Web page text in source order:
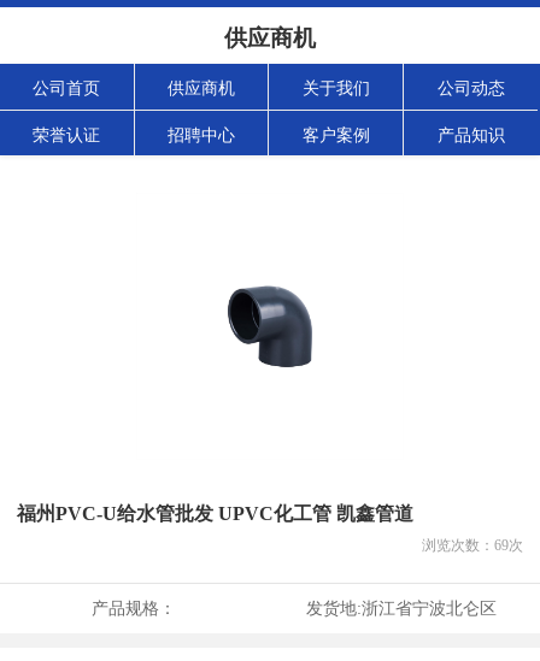
供应商机
公司首页 供应商机 关于我们 公司动态
荣誉认证 招聘中心 客户案例 产品知识
福州PVC-U给水管批发 UPVC化工管 凯鑫管道
浏览次数： 69次
产品规格： 发货地:浙江省宁波北仑区